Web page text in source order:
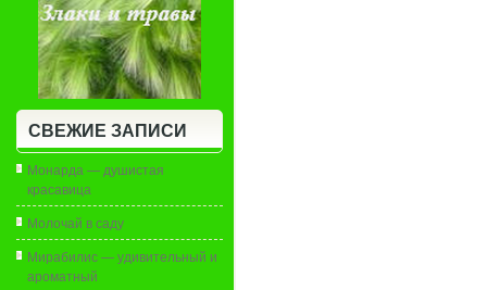
СВЕЖИЕ ЗАПИСИ
Монарда — душистая
красавица
Молочай в саду
Мирабилис — удивительный и
ароматный